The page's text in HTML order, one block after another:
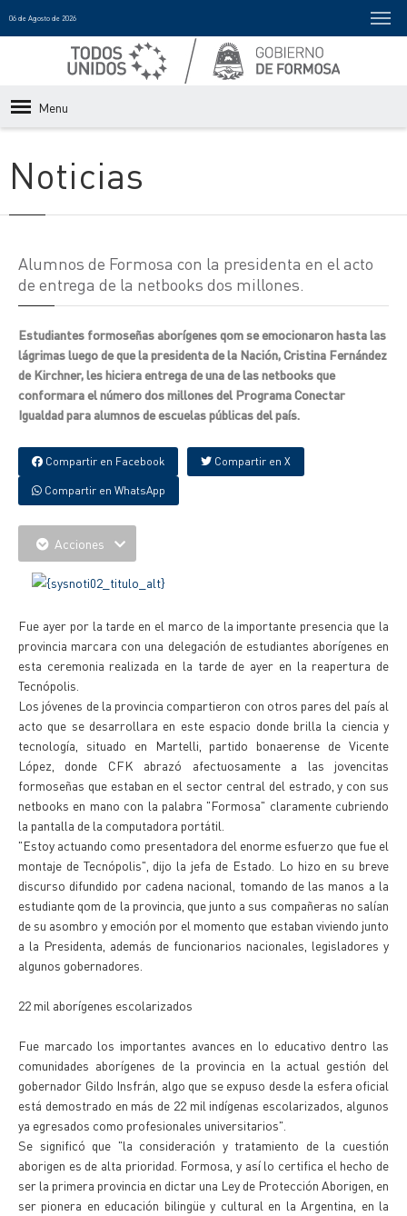
06 de Agosto de 2026
Menu
Noticias
Alumnos de Formosa con la presidenta en el acto
de entrega de la netbooks dos millones.
Estudiantes formoseñas aborígenes qom se emocionaron hasta las
lágrimas luego de que la presidenta de la Nación, Cristina Fernández
de Kirchner, les hiciera entrega de una de las netbooks que
conformara el número dos millones del Programa Conectar
Igualdad para alumnos de escuelas públicas del país.
Compartir en Facebook Compartir en X
Compartir en WhatsApp
Acciones
Fue ayer por la tarde en el marco de la importante presencia que la
provincia marcara con una delegación de estudiantes aborígenes en
esta ceremonia realizada en la tarde de ayer en la reapertura de
Tecnópolis.
Los jóvenes de la provincia compartieron con otros pares del país al
acto que se desarrollara en este espacio donde brilla la ciencia y
tecnología, situado en Martelli, partido bonaerense de Vicente
López, donde CFK abrazó afectuosamente a las jovencitas
formoseñas que estaban en el sector central del estrado, y con sus
netbooks en mano con la palabra "Formosa" claramente cubriendo
la pantalla de la computadora portátil.
"Estoy actuando como presentadora del enorme esfuerzo que fue el
montaje de Tecnópolis", dijo la jefa de Estado. Lo hizo en su breve
discurso difundido por cadena nacional, tomando de las manos a la
estudiante qom de la provincia, que junto a sus compañeras no salían
de su asombro y emoción por el momento que estaban viviendo junto
a la Presidenta, además de funcionarios nacionales, legisladores y
algunos gobernadores.
22 mil aborígenes escolarizados
Fue marcado los importantes avances en lo educativo dentro las
comunidades aborígenes de la provincia en la actual gestión del
gobernador Gildo Insfrán, algo que se expuso desde la esfera oficial
está demostrado en más de 22 mil indígenas escolarizados, algunos
ya egresados como profesionales universitarios".
Se significó que "la consideración y tratamiento de la cuestión
aborigen es de alta prioridad. Formosa, y así lo certifica el hecho de
ser la primera provincia en dictar una Ley de Protección Aborigen, en
ser pionera en educación bilingüe y cultural en la Argentina, en la